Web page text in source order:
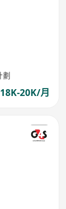
劃
20K/月